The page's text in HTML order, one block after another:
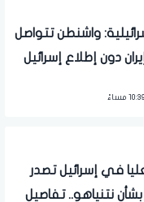
13 الإسرائيلية: واشنطن تتواصل
دون إطلاع إسرائيل
في إسرائيل تصدر
نتنياهو.. تفاصيل